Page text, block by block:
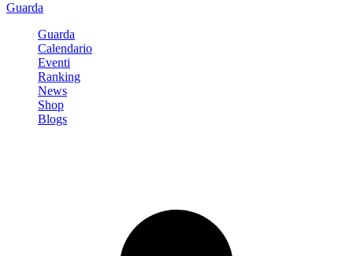
Guarda
Guarda
Calendario
Eventi
Ranking
News
Shop
Blogs